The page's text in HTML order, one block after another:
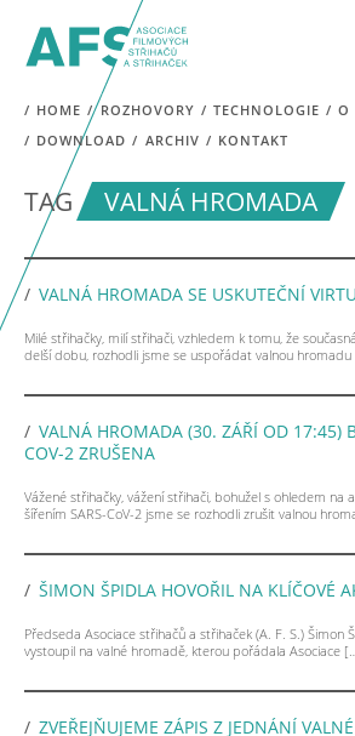
HOME ROZHOVORY TECHNOLOGIE O
DOWNLOAD
ARCHIV KONTAKT
TAG VALNÁ HROMADA
VALNÁ HROMADA SE USKUTEČNÍ
Milé střihačky, milí střihači, vzhledem k tomu, že
delší dobu, rozhodli jsme se uspořádat valnou
VALNÁ HROMADA (30. ZÁŘÍ OD 17:45)
COV-2 ZRUŠENA
Vážené střihačky, vážení střihači, bohužel s ohledem na
šířením SARS-CoV-2 jsme se rozhodli zrušit valnou
ŠIMON ŠPIDLA HOVOŘIL NA KLÍČOVÉ
Předseda Asociace střihačů a střihaček (A. F. S.) Šimon
vystoupil na valné hromadě, kterou pořádala Asociace
ZVEŘEJŇUJEME ZÁPIS Z JEDNÁNÍ